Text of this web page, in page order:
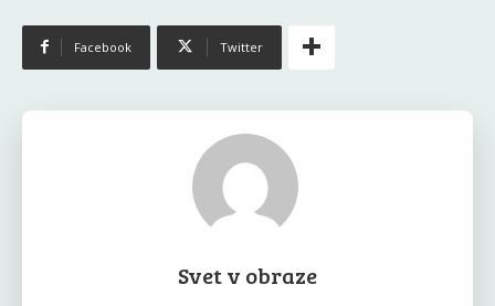
Facebook Twitter
Svet v obraze